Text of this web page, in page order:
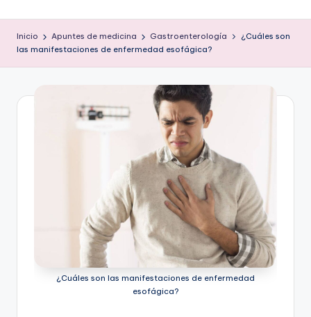
o
m
estudio,
Inicio Apuntes de medicina Gastroenterología
¿Cuáles son
las manifestaciones de enfermedad esofágica?
¿Cuáles son las manifestaciones de enfermedad
esofágica?